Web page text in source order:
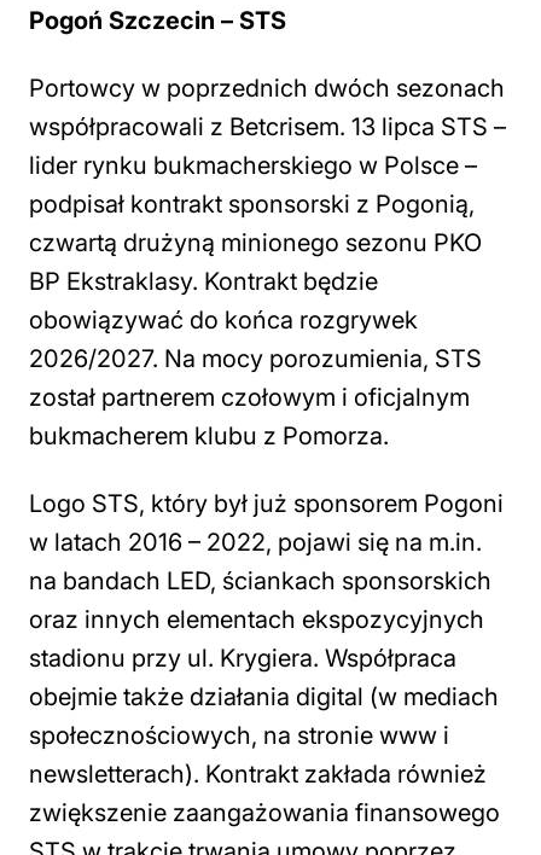
Pogoń Szczecin – STS
Portowcy w poprzednich dwóch sezonach
współpracowali z Betcrisem. 13 lipca STS –
lider rynku bukmacherskiego w Polsce –
podpisał kontrakt sponsorski z Pogonią,
czwartą drużyną minionego sezonu PKO
BP Ekstraklasy. Kontrakt będzie
obowiązywać do końca rozgrywek
2026/2027. Na mocy porozumienia, STS
został partnerem czołowym i oficjalnym
bukmacherem klubu z Pomorza.
Logo STS, który był już sponsorem Pogoni
w latach 2016 – 2022, pojawi się na m.in.
na bandach LED, ściankach sponsorskich
oraz innych elementach ekspozycyjnych
stadionu przy ul. Krygiera. Współpraca
obejmie także działania digital (w mediach
społecznościowych, na stronie www i
newsletterach). Kontrakt zakłada również
zwiększenie zaangażowania finansowego